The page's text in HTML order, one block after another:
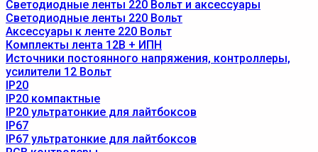
Светодиодные ленты 220 Вольт и аксессуары
Светодиодные ленты 220 Вольт
Аксессуары к ленте 220 Вольт
Комплекты лента 12В + ИПН
Источники постоянного напряжения, контроллеры,
усилители 12 Вольт
IP20
IP20 компактные
IP20 ультратонкие для лайтбоксов
IP67
IP67 ультратонкие для лайтбоксов